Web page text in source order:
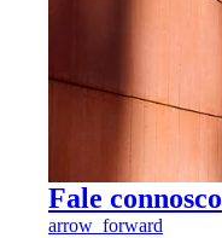
Fale connosco
arrow_forward